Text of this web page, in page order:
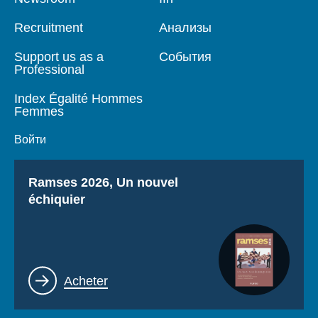
Recruitment
Support us as a
Professional
Index Égalité Hommes
Femmes
Войти
Анализы
События
Titre
Ramses 2026, Un nouvel
échiquier
Lien
Acheter